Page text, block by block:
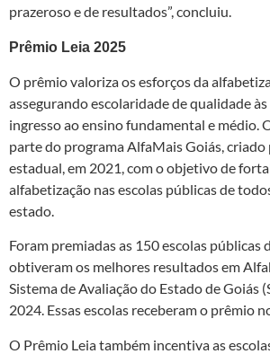
prazeroso e de resultados”, concluiu.
Prêmio Leia 2025
O prêmio valoriza os esforços da
assegurando escolaridade de qualidade
ingresso ao ensino fundamental e médio.
parte do programa AlfaMais Goiás,
estadual, em 2021, com o objetivo de
alfabetização nas escolas públicas de
estado.
Foram premiadas as 150 escolas públicas
obtiveram os melhores resultados em
Sistema de Avaliação do Estado de Goiás
2024. Essas escolas receberam o prêmio
O Prêmio Leia também incentiva as